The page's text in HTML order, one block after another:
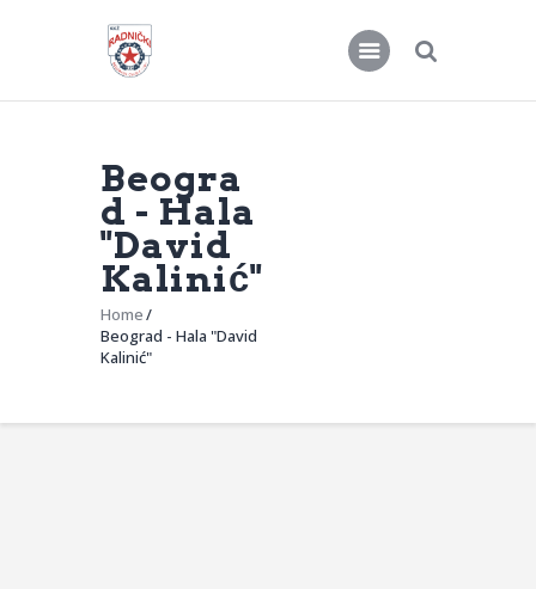
Beogra
d - Hala
"David
Kalinić"
Home
Beograd - Hala "David
Kalinić"
KKŽ Radnički
Seniorke
Novosti
Kontakt